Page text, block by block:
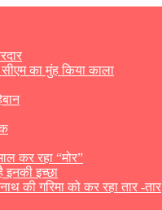
का मुंह किया काला
कर रहा “मोर”
इनकी इच्छा
की गरिमा को कर रहा तार -तार